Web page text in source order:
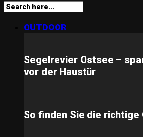
OUTDOOR
Segelrevier Ostsee –
vor der Haustür
So finden Sie die